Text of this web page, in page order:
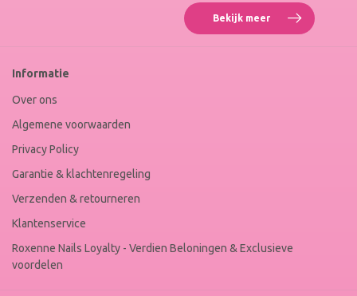
Bekijk meer Reviews
Roxenne
Informatie
Over ons
Algemene voorwaarden
Privacy Policy
Garantie & klachtenregeling
Verzenden & retourneren
Klantenservice
Roxenne Nails Loyalty - Verdien Beloningen & Exclusieve
voordelen